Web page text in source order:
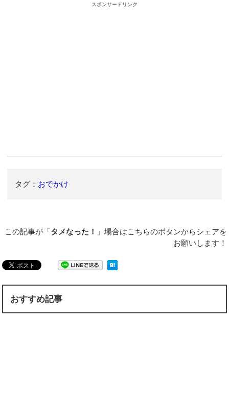
スポンサードリンク
タグ： おでかけ
この記事が「タメなった！
」場合はこちらのボタンからシェアを
お願いします！
おすすめ記事